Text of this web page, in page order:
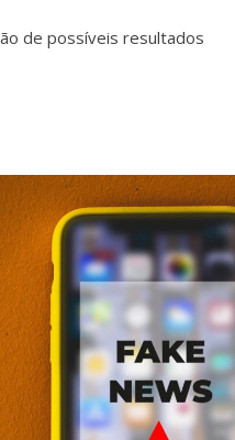
de possíveis resultados